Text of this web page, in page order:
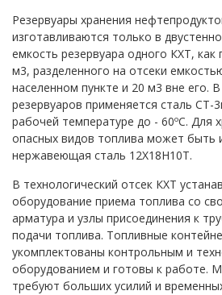
Резервуары хранения
изготавливаются только в
емкость резервуара одного КХТ, как
м3, разделенного на отсеки
населенном пункте и 20 м3 вне его.
резервуаров применяется сталь СТ-
рабочей температуре до - 60ºС. Для
опасных видов топлива может быть
нержавеющая сталь 12Х18Н10Т.
В технологический отсек КХТ
оборудование приема топлива со
арматура и узлы присоединения к
подачи топлива. Топливные
укомплектованы контрольным и
оборудованием и готовы к работе.
требуют больших усилий и